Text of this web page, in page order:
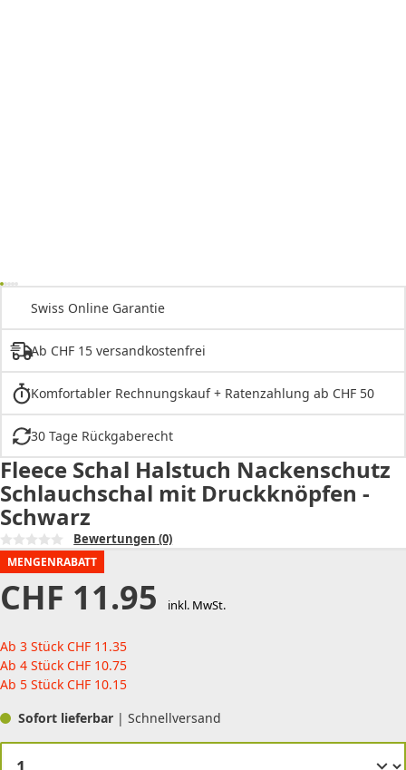
Swiss Online Garantie
Ab CHF 15 versandkostenfrei
Komfortabler Rechnungskauf + Ratenzahlung ab CHF 50
30 Tage Rückgaberecht
Fleece Schal Halstuch Nackenschutz
Schlauchschal mit Druckknöpfen -
Schwarz
Bewertungen (0)
MENGENRABATT
CHF 11.95 inkl. MwSt.
Ab 3 Stück CHF 11.35
Ab 4 Stück CHF 10.75
Ab 5 Stück CHF 10.15
Sofort lieferbar | Schnellversand